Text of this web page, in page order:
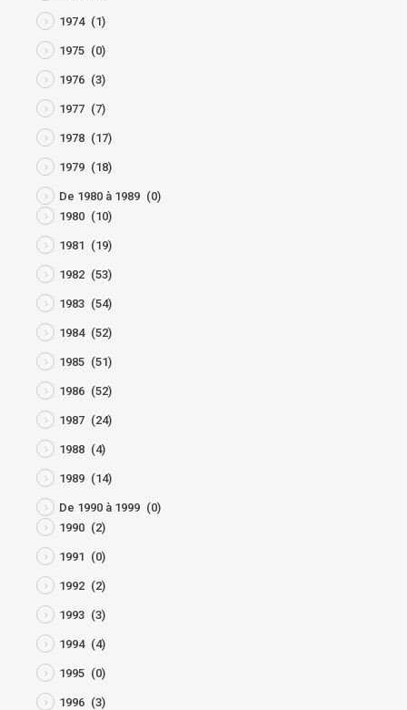
1974 (1)
1975 (0)
1976 (3)
1977 (7)
1978 (17)
1979 (18)
De 1980 à 1989 (0)
1980 (10)
1981 (19)
1982 (53)
1983 (54)
1984 (52)
1985 (51)
1986 (52)
1987 (24)
1988 (4)
1989 (14)
De 1990 à 1999 (0)
1990 (2)
1991 (0)
1992 (2)
1993 (3)
1994 (4)
1995 (0)
1996 (3)